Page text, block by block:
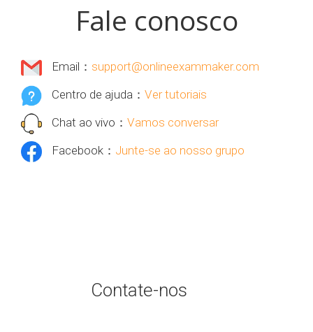
Fale conosco
Email： support@onlineexammaker.com
Centro de ajuda： Ver tutoriais
Chat ao vivo： Vamos conversar
Facebook： Junte-se ao nosso grupo
Contate-nos